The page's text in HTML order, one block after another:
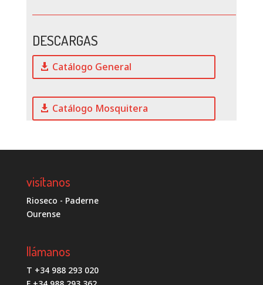
DESCARGAS
Catálogo General
Catálogo Mosquitera
visítanos
Rioseco - Paderne
Ourense
llámanos
T +34 988 293 020